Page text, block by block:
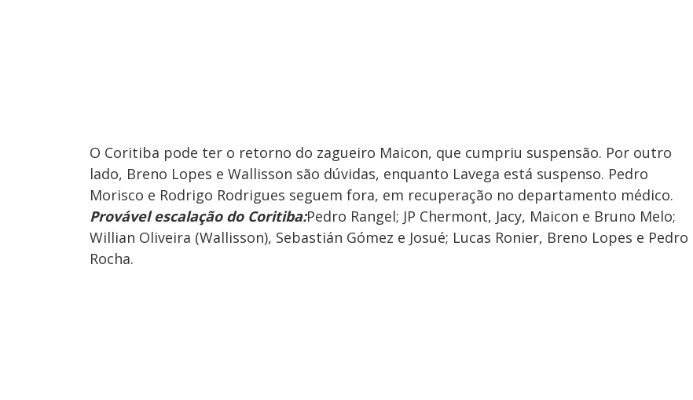
O Coritiba pode ter o retorno do zagueiro Maicon, que cumpriu suspensão. Por outro
lado, Breno Lopes e Wallisson são dúvidas, enquanto Lavega está suspenso. Pedro
Morisco e Rodrigo Rodrigues seguem fora, em recuperação no departamento médico.
Provável escalação do Coritiba:Pedro Rangel; JP Chermont, Jacy, Maicon e Bruno Melo;
Willian Oliveira (Wallisson), Sebastián Gómez e Josué; Lucas Ronier, Breno Lopes e Pedro
Rocha.